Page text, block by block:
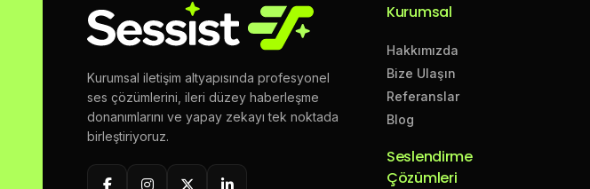
Kurumsal iletişim altyapısında profesyonel
ses çözümlerini, ileri düzey haberleşme
donanımlarını ve yapay zekayı tek noktada
birleştiriyoruz.
Kurumsal
Hakkımızda
Bize Ulaşın
Referanslar
Blog
Seslendirme
Çözümleri